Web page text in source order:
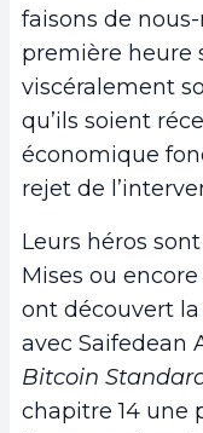
faisons de
première heure
viscéralement
qu’ils soient
économique
rejet de
Leurs héros
Mises ou
ont découvert
avec Saifedean
Bitcoin
chapitre 14 une